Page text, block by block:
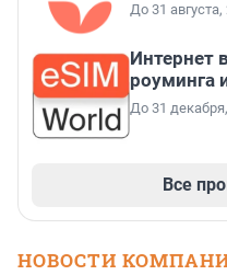
До 31 августа,
Интернет
роуминга
До 31
Все
НОВОСТИ